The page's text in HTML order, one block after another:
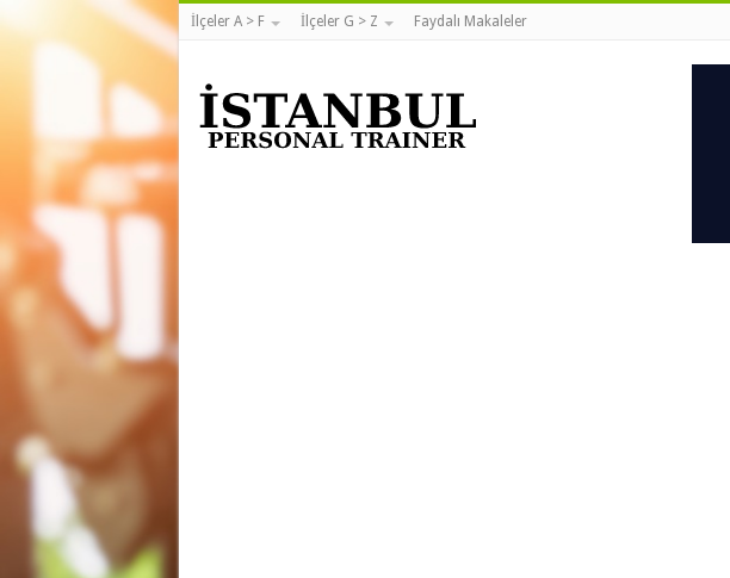
İlçeler A > F İlçeler G > Z Faydalı Makaleler